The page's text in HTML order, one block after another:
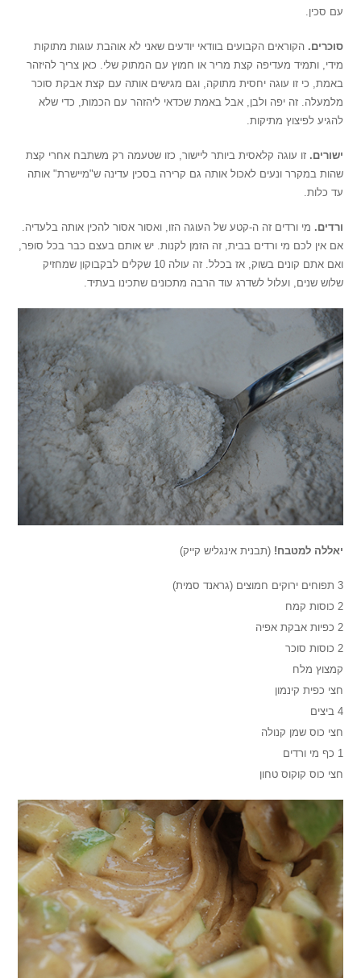
עם סכין.
סוכרים.הקוראים הקבועים בוודאי יודעים שאני לא אוהבת עוגות מתוקות
מידי, ותמיד מעדיפה קצת מריר או חמוץ עם המתוק שלי. כאן צריך להיזהר
באמת, כי זו עוגה יחסית מתוקה, וגם מגישים אותה עם קצת אבקת סוכר
מלמעלה. זה יפה ולבן, אבל באמת שכדאי ליהזהר עם הכמות, כדי שלא
להגיע לפיצוץ מתיקות.
ישורים.זו עוגה קלאסית ביותר ליישור, כזו שטעמה רק משתבח אחרי קצת
שהות במקרר ונעים לאכול אותה גם קרירה בסכין עדינה ש"מיישרת" אותה
עד כלות.
ורדים. מי ורדים זה ה-קטע של העוגה הזו, ואסור אסור להכין אותה בלעדיה.
אם אין לכם מי ורדים בבית, זה הזמן לקנות. יש אותם בעצם כבר בכל סופר,
ואם אתם קונים בשוק, אז בכלל. זה עולה 10 שקלים לבקבוקון שמחזיק
שלוש שנים, ועלול לשדרג עוד הרבה מתכונים שתכינו בעתיד.
יאללה למטבח!(תבנית אינגליש קייק)
3 תפוחים ירוקים חמוצים (גראנד סמית)
2 כוסות קמח
2 כפיות אבקת אפיה
2 כוסות סוכר
קמצוץ מלח
חצי כפית קינמון
4 ביצים
חצי כוס שמן קנולה
1 כף מי ורדים
חצי כוס קוקוס טחון